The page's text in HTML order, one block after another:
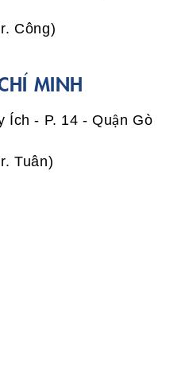
Công)
MINH
Ích - P. 14 - Quận Gò
Tuân)